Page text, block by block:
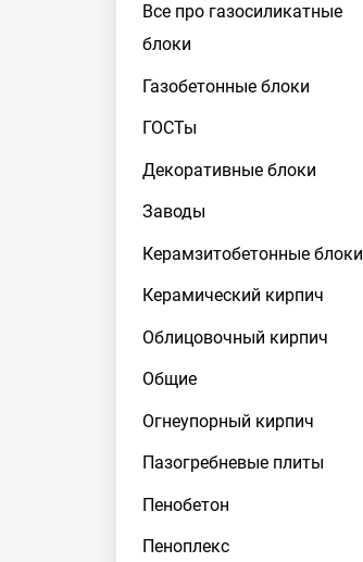
Все про газосиликатные
блоки
Газобетонные блоки
ГОСТы
Декоративные блоки
Заводы
Керамзитобетонные блоки
Керамический кирпич
Облицовочный кирпич
Общие
Огнеупорный кирпич
Пазогребневые плиты
Пенобетон
Пеноплекс